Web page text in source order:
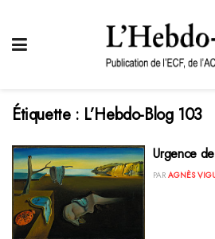
Étiquette : L’Hebdo-Blog 103
Urgence
PAR AGNÈS